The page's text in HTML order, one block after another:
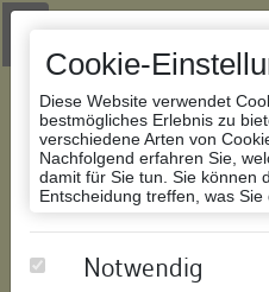
Cookie-
Diese Website verwendet
bestmögliches Erlebnis zu
verschiedene Arten von
Nachfolgend erfahren Sie,
damit für Sie tun. Sie können
Entscheidung treffen, was Sie
Notwendig
Zur Navigation springen
Zum Inhalt der Website springen
Datenbank